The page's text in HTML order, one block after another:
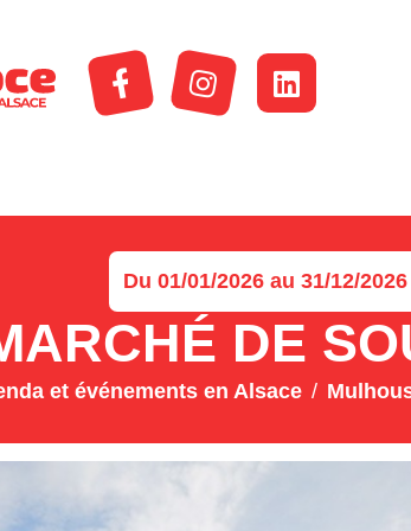
Du 01/01/2026 au 31/12/2026
DE
et événements en Alsace